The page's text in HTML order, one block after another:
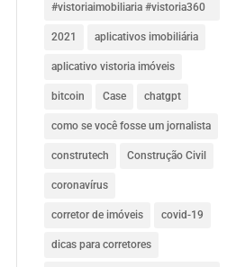
#vistoriaimobiliaria #vistoria360
2021 aplicativos imobiliária
aplicativo vistoria imóveis
bitcoin Case chatgpt
como se você fosse um jornalista
construtech Construção Civil
coronavírus
corretor de imóveis covid-19
dicas para corretores